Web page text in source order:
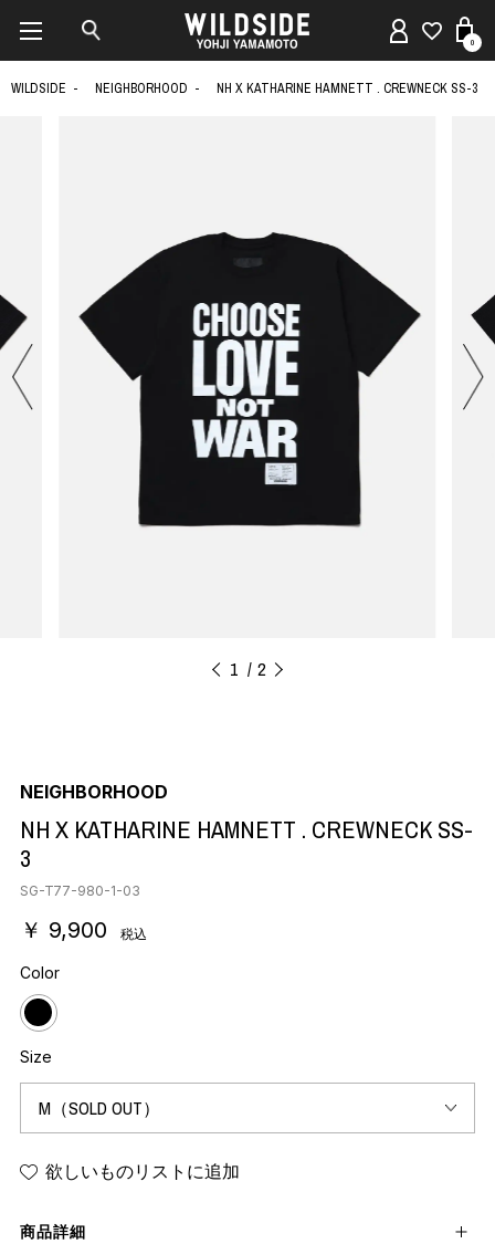
0
WILDSIDE NEIGHBORHOOD NH X KATHARINE HAMNETT . CREWNECK SS-3
1 2
NEIGHBORHOOD
NH X KATHARINE HAMNETT . CREWNECK SS-
3
SG-T77-980-1-03
￥ 9,900 税込
Color
Size
欲しいものリストに追加
商品詳細